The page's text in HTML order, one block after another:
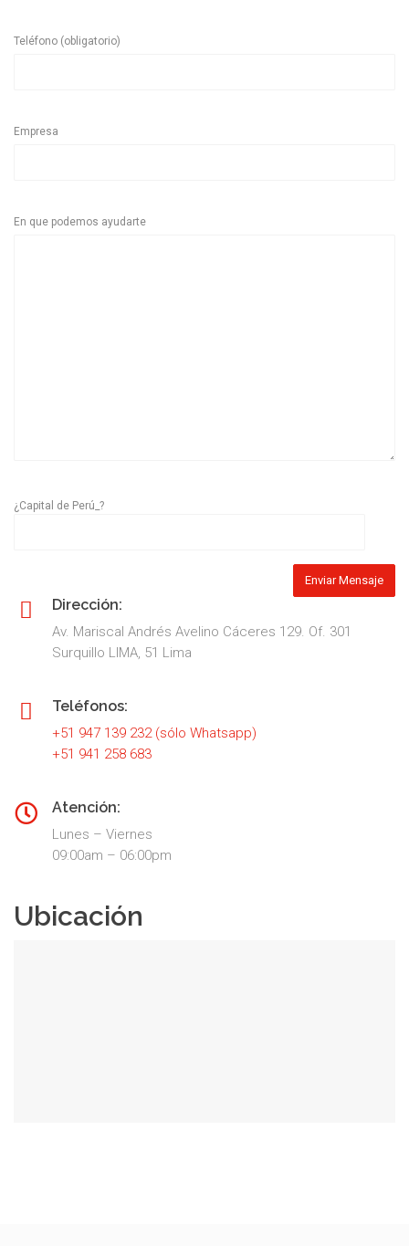
Teléfono (obligatorio)
Empresa
En que podemos ayudarte
¿Capital de Perú_?
Dirección:
Av. Mariscal Andrés Avelino Cáceres 129. Of. 301
Surquillo LIMA, 51 Lima
Teléfonos:
+51 947 139 232 (sólo Whatsapp)
+51 941 258 683
Atención:
Lunes – Viernes
09:00am – 06:00pm
Ubicación